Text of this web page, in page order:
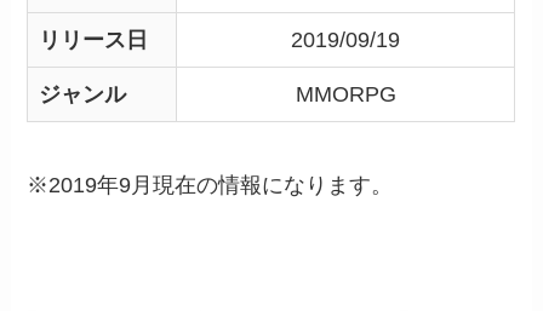
リリース日 2019/09/19
ジャンル MMORPG
※2019年9月現在の情報になります。